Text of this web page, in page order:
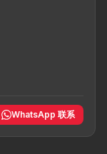
WhatsApp 联系